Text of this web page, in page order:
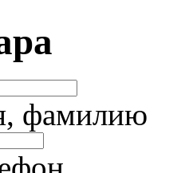
фамилию